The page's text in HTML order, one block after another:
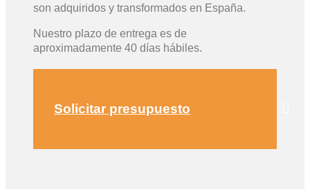
son adquiridos y transformados en España.
Nuestro plazo de entrega es de
aproximadamente 40 días hábiles.
Solicitar presupuesto